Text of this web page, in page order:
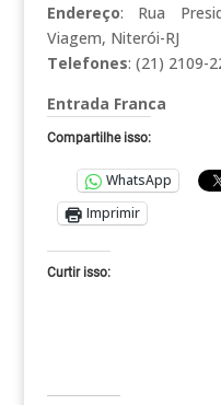
Endereço: Rua
Viagem, Niterói-RJ
Telefones: (21) 2109-
Entrada Franca
Compartilhe isso:
WhatsApp
Imprimir
Curtir isso: